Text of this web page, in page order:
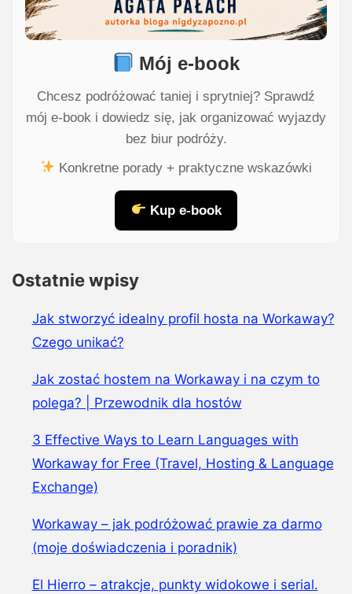
Mój e-book
Chcesz podróżować taniej i sprytniej? Sprawdź
mój e-book i dowiedz się, jak organizować wyjazdy
bez biur podróży.
Konkretne porady + praktyczne wskazówki
Kup e-book
Ostatnie wpisy
Jak stworzyć idealny profil hosta na Workaway?
Czego unikać?
Jak zostać hostem na Workaway i na czym to
polega? | Przewodnik dla hostów
3 Effective Ways to Learn Languages with
Workaway for Free (Travel, Hosting & Language
Exchange)
Workaway – jak podróżować prawie za darmo
(moje doświadczenia i poradnik)
El Hierro – atrakcje, punkty widokowe i serial.